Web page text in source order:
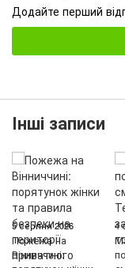
Додайте перший
Інші записи
5 серпня 2026
Пожежа на
Вінниччині:
4